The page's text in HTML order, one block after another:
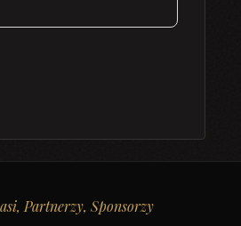
Partnerzy, Sponsorzy